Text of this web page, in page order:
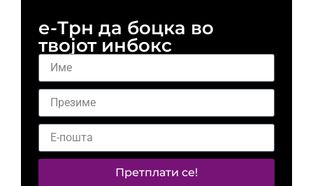
е-Трн да боцка во
твојот инбокс
Претплати се!